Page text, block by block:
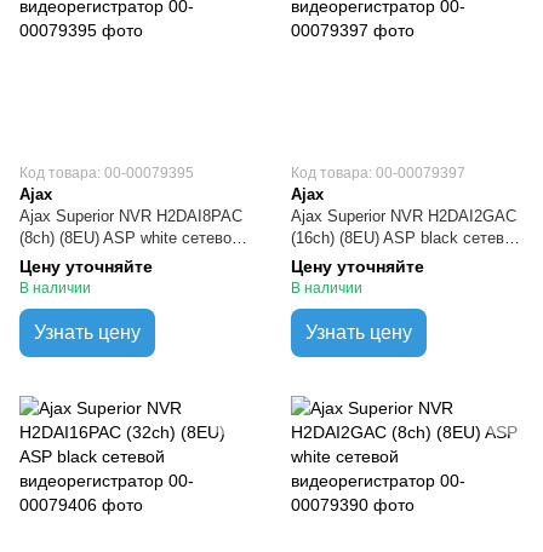
Код товара: 00-00079395
Ajax
Ajax Superior NVR H2DAI8PAC
(8ch) (8EU) ASP white сетевой
видеорегистратор
Цену уточняйте
В наличии
Узнать цену
Код товара: 00-00079397
Ajax
Ajax Superior NVR H2DAI2GAC
(16ch) (8EU) ASP black сетевой
видеорегистратор
Цену уточняйте
В наличии
Узнать цену